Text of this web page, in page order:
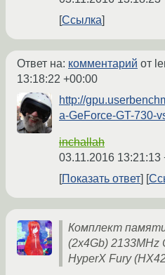
Ссылка
Ответ на: комментарий от
13:18:22 +00:00
http://
a-GeForce-GT-730-
inchallah
03.11.2016 13:21:13
Показать ответ
Комплект
(2x4Gb) 2133MHz
HyperX Fury